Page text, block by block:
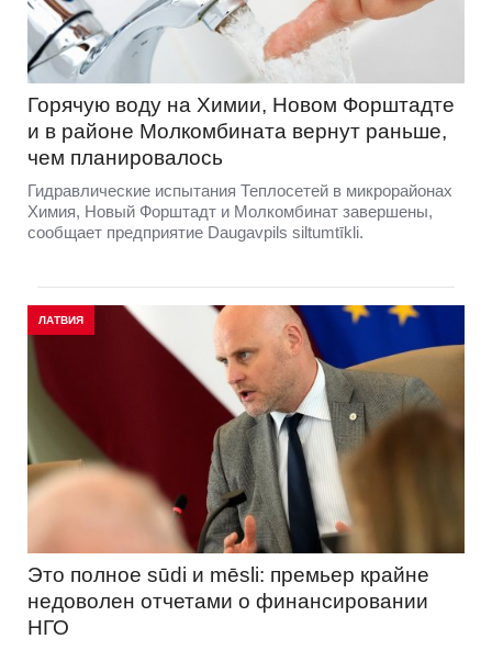
Горячую воду на Химии, Новом Форштадте
и в районе Молкомбината вернут раньше,
чем планировалось
Гидравлические испытания Теплосетей в микрорайонах
Химия, Новый Форштадт и Молкомбинат завершены,
сообщает предприятие Daugavpils siltumtīkli.
ЛАТВИЯ
Это полное sūdi и mēsli: премьер крайне
недоволен отчетами о финансировании
НГО